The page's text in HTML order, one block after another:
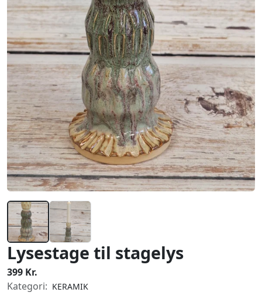
Lysestage til stagelys
399 Kr.
Kategori: KERAMIK